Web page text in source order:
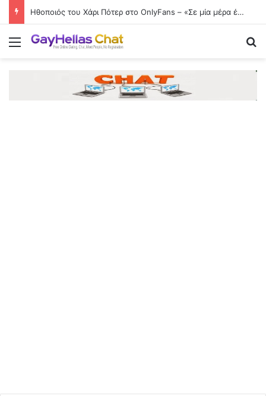
Ηθοποιός του Χάρι Πότερ στο OnlyFans – «Σε μία μέρα έβγαλα 17.500 ευρώ»
Menu